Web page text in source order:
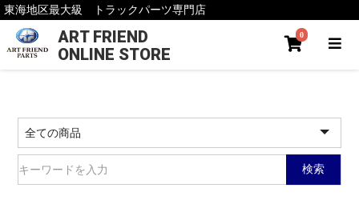
東海地区最大級 トラックパーツ専門店
ART FRIEND
ONLINE STORE
0
検索